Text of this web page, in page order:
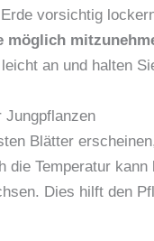
vorsichtig
möglich
an und halten
Jungpflanzen
Blätter
die Temperatur
Dies hilft den